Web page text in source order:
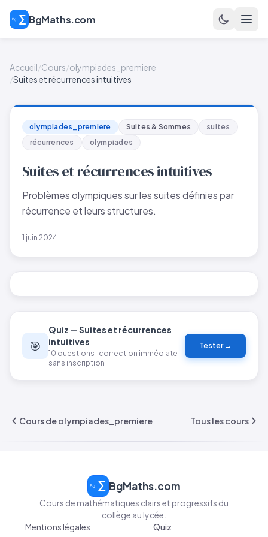
BgMaths.com
Accueil/Cours/olympiades_premiere
/Suites et récurrences intuitives
olympiades_premiere Suites & Sommes
suites
récurrences
olympiades
Suites et récurrences intuitives
Problèmes olympiques sur les suites définies par
récurrence et leurs structures.
1 juin 2024
🎯
Quiz — Suites et récurrences
intuitives
10 questions · correction immédiate ·
sans inscription
Tester →
Cours de olympiades_premiere Tous les cours
BgMaths.com
Cours de mathématiques clairs et progressifs du
collège au lycée.
Mentions légales
Quiz